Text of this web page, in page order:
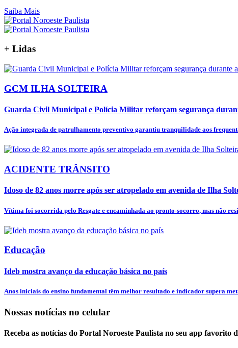
Saiba Mais
+ Lidas
GCM ILHA SOLTEIRA
Guarda Civil Municipal e Polícia Militar reforçam segurança
Ação integrada de patrulhamento preventivo garantiu tranquilidade aos
ACIDENTE TRÂNSITO
Idoso de 82 anos morre após ser atropelado em avenida de Ilha
Vítima foi socorrida pelo Resgate e encaminhada ao pronto-socorro, mas não
Educação
Ideb mostra avanço da educação básica no país
Anos iniciais do ensino fundamental têm melhor resultado e indicador supera
Nossas notícias no celular
Receba as notícias do Portal Noroeste Paulista no seu app favorito